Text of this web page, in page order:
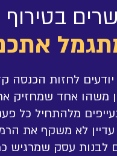
בטירוף
לחזות הכנסה
משהו אחד שמחזיק
מלהתחיל כל
לא משקף את
לבנות עסק שמרגיש